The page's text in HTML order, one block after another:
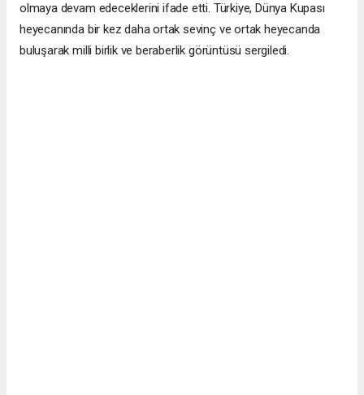
olmaya devam edeceklerini ifade etti. Türkiye, Dünya Kupası
heyecanında bir kez daha ortak sevinç ve ortak heyecanda
buluşarak milli birlik ve beraberlik görüntüsü sergiledi.